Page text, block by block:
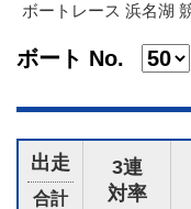
ボートレース 浜名湖
ボート No.
出走
合計
3連
対率